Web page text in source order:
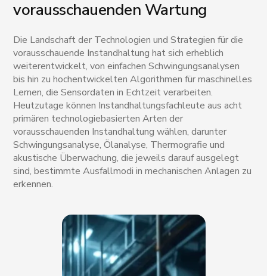
vorausschauenden Wartung
Die Landschaft der Technologien und Strategien für die
vorausschauende Instandhaltung hat sich erheblich
weiterentwickelt, von einfachen Schwingungsanalysen
bis hin zu hochentwickelten Algorithmen für maschinelles
Lernen, die Sensordaten in Echtzeit verarbeiten.
Heutzutage können Instandhaltungsfachleute aus acht
primären technologiebasierten Arten der
vorausschauenden Instandhaltung wählen, darunter
Schwingungsanalyse, Ölanalyse, Thermografie und
akustische Überwachung, die jeweils darauf ausgelegt
sind, bestimmte Ausfallmodi in mechanischen Anlagen zu
erkennen.